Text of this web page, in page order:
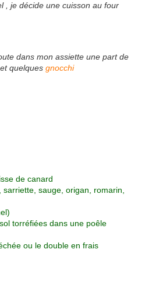
, je décide une cuisson au four
dans mon assiette une part de
quelques gnocchi
de canard
sauge, origan, romarin,
torréfiées dans une poêle
ou le double en frais